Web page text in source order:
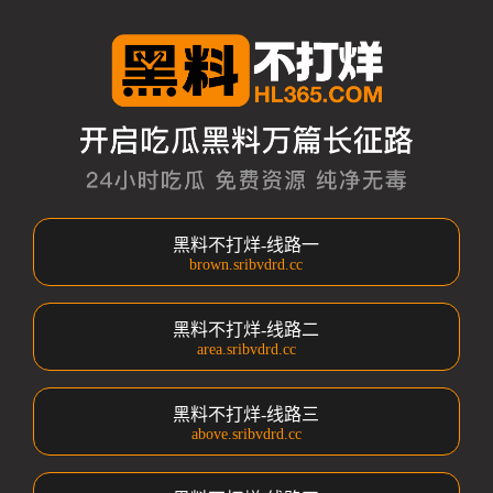
黑料不打烊-线路一
brown.sribvdrd.cc
黑料不打烊-线路二
area.sribvdrd.cc
黑料不打烊-线路三
above.sribvdrd.cc